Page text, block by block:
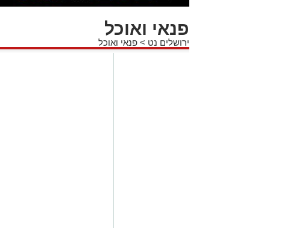
פנאי ואוכל
ירושלים נט > פנאי ואוכל